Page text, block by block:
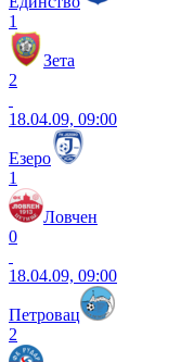
1
Зета
2
18.04.09, 09:00
Езеро
1
Ловчен
0
18.04.09, 09:00
Петровац
2